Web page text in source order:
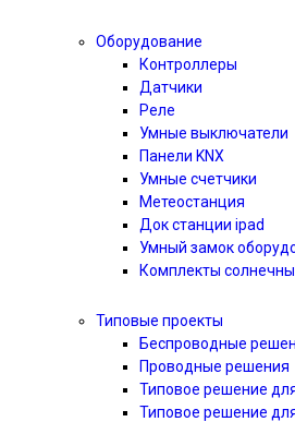
Оборудование
Контроллеры
Датчики
Реле
Умные выключатели
Панели KNX
Умные счетчики
Метеостанция
Док станции ipad
Умный замок
Комплекты
Типовые проекты
Беспроводные
Проводные решения
Типовое решение
Типовое решение